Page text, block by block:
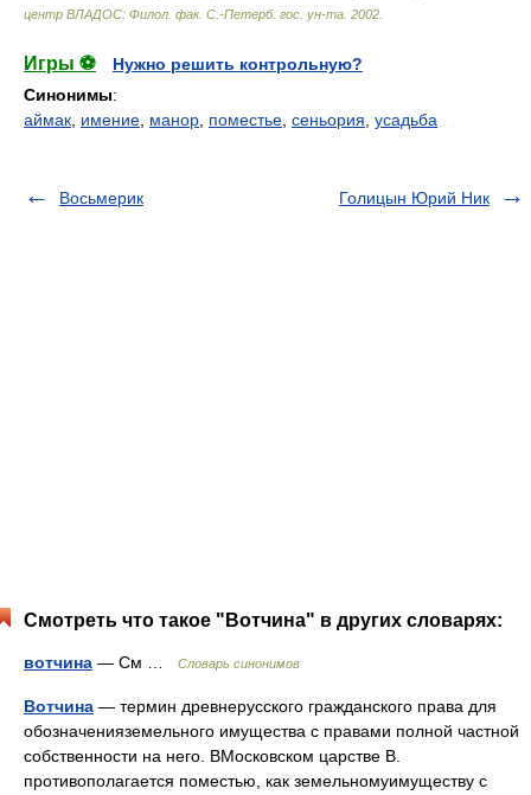
центр ВЛАДОС: Филол. фак. С.-Петерб. гос. ун-та 2002
Игры ⚽
Нужно решить контрольную?
Синонимы:
аймак имение манор поместье сеньория усадьба
Восьмерик Голицын Юрий Ник
Смотреть что такое "Вотчина" в других словарях:
вотчина — См … Словарь синонимов
Вотчина — термин древнерусского гражданского права для
обозначенияземельного имущества с правами полной частной
собственности на него. ВМосковском царстве В.
противополагается поместью, как земельномуимуществу с